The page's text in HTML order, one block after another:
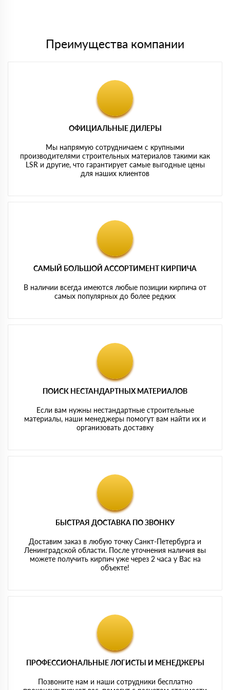
Преимущества компании
ОФИЦИАЛЬНЫЕ ДИЛЕРЫ
Мы напрямую сотрудничаем с крупными
производителями строительных материалов такими как
LSR и другие, что гарантирует самые выгодные цены
для наших клиентов
САМЫЙ БОЛЬШОЙ АССОРТИМЕНТ КИРПИЧА
В наличии всегда имеются любые позиции кирпича от
самых популярных до более редких
ПОИСК НЕСТАНДАРТНЫХ МАТЕРИАЛОВ
Если вам нужны нестандартные строительные
материалы, наши менеджеры помогут вам найти их и
организовать доставку
БЫСТРАЯ ДОСТАВКА ПО ЗВОНКУ
Доставим заказ в любую точку Санкт-Петербурга и
Ленинградской области. После уточнения наличия вы
можете получить кирпич уже через 2 часа у Вас на
объекте!
ПРОФЕССИОНАЛЬНЫЕ ЛОГИСТЫ И МЕНЕДЖЕРЫ
Позвоните нам и наши сотрудники бесплатно